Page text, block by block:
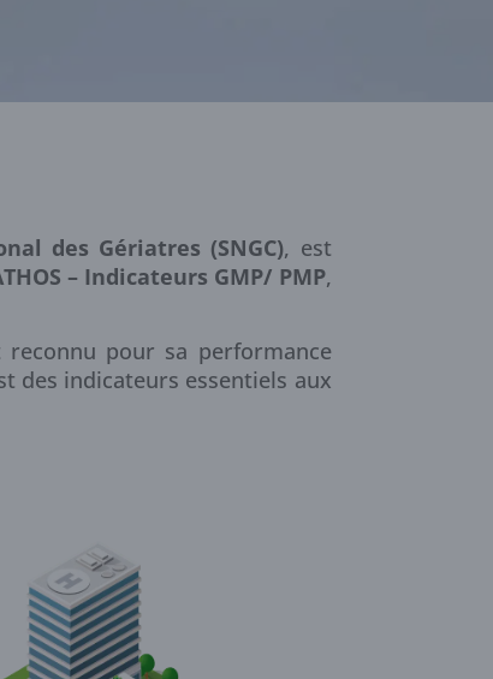
des Gériatres (SNGC), est
– Indicateurs GMP/ PMP,
reconnu pour sa performance
des indicateurs essentiels aux